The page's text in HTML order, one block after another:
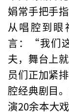
娟常手把手
从唱腔到眼
言：“我们
夫，舞台上
员们正加紧
腔经典剧目
演20余本大